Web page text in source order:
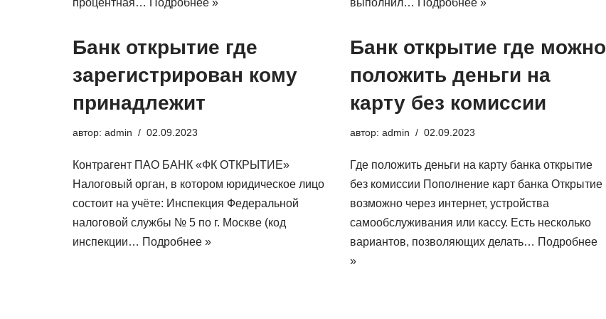
процентная… Подробнее » выполнил… Подробнее »
Банк открытие где
зарегистрирован кому
принадлежит
автор: admin 02.09.2023
Контрагент ПАО БАНК «ФК ОТКРЫТИЕ»
Налоговый орган, в котором юридическое лицо
состоит на учёте: Инспекция Федеральной
налоговой службы № 5 по г. Москве (код
инспекции… Подробнее »
Банк открытие где можно
положить деньги на
карту без комиссии
автор: admin 02.09.2023
Где положить деньги на карту банка открытие
без комиссии Пополнение карт банка Открытие
возможно через интернет, устройства
самообслуживания или кассу. Есть несколько
вариантов, позволяющих делать… Подробнее
»